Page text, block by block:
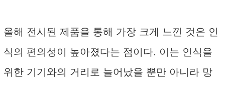
올해 전시된 제품을 통해 가장 크게 느낀 것은 인
식의 편의성이 높아졌다는 점이다. 이는 인식을
위한 기기와의 거리로 늘어났을 뿐만 아니라 망